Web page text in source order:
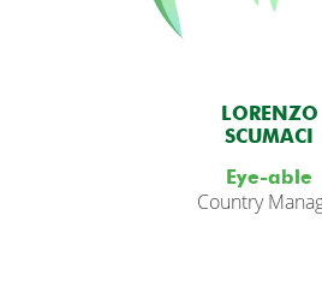
LORENZO
SCUMACI
Eye-able
Country